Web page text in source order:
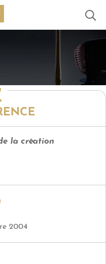
la création
2004